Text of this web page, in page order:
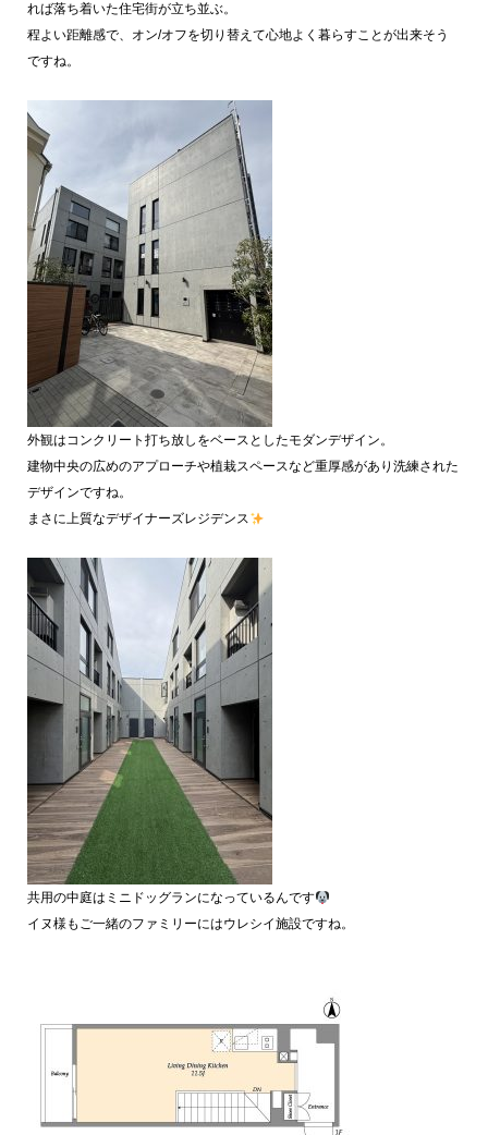
れば落ち着いた住宅街が立ち並ぶ。
程よい距離感で、オン/オフを切り替えて心地よく暮らすことが出来そう
ですね。
外観はコンクリート打ち放しをベースとしたモダンデザイン。
建物中央の広めのアプローチや植栽スペースなど重厚感があり洗練された
デザインですね。
まさに上質なデザイナーズレジデンス
共用の中庭はミニドッグランになっているんです
イヌ様もご一緒のファミリーにはウレシイ施設ですね。